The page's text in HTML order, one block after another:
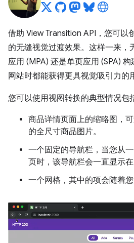
借助 View Transition API，您可以
的无缝视觉过渡效果。这样一来，
应用 (MPA) 还是单页应用 (SPA)
网站时都能获得更具视觉吸引力的
您可以使用视图转换的典型情况包
商品详情页面上的缩略图，
的全尺寸商品图片。
一个固定的导航栏，当您从
页时，该导航栏会一直显示在
一个网格，其中的项会随着您